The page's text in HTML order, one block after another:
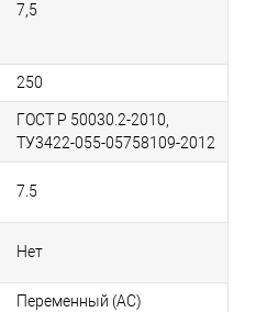
7,5
250
ГОСТ P 50030.2-2010,
ТУ3422-055-05758109-2012
7.5
Нет
Переменный (AC)